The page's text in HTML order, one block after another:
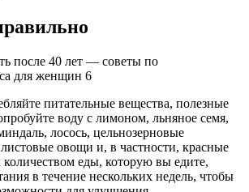
питательные вещества, полезные
воду с лимоном, льняное семя,
лосось, цельнозерновые
овощи и, в частности, красные
еды, которую вы едите,
в течение нескольких недель, чтобы